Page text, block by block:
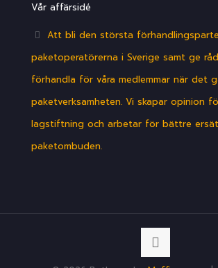
Vår affärsidé
Att bli den största
paketoperatörerna i Sverige samt ge
förhandla för våra medlemmar när det
paketverksamheten. Vi skapar opinion
lagstiftning och arbetar för bättre
paketombuden.